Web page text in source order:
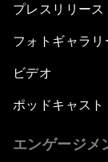
プレスリリース
フォトギャラリ
ビデオ
ポッドキャスト
エンゲージメ